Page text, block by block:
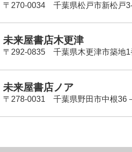
〒270-0034 千葉県松戸市新松戸
未来屋書店木更津
〒292-0835 千葉県木更津市築地1
未来屋書店ノア
〒278-0031 千葉県野田市中根36